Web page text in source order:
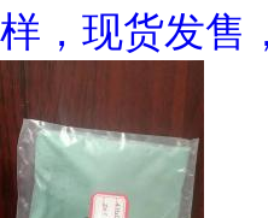
样，现货发售